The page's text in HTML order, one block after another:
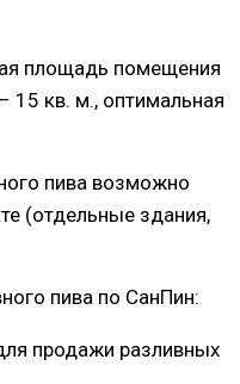
площадь помещения
15 кв. м., оптимальная
пива возможно
(отдельные здания,
пива по СанПин:
продажи разливных